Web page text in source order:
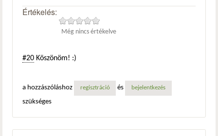
Értékelés:
Még nincs értékelve
#20 Köszönöm! :)
a hozzászóláshoz regisztráció és bejelentkezés
szükséges